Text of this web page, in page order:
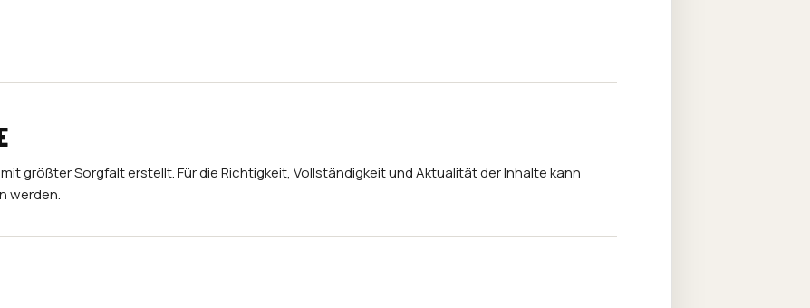
größter Sorgfalt erstellt. Für die Richtigkeit, Vollständigkeit und Aktualität der Inhalte kann
werden.